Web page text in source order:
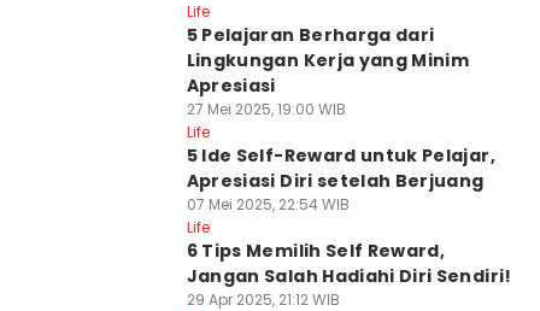
Life
5 Pelajaran Berharga dari
Lingkungan Kerja yang Minim
Apresiasi
27 Mei 2025, 19:00 WIB
Life
5 Ide Self-Reward untuk Pelajar,
Apresiasi Diri setelah Berjuang
07 Mei 2025, 22:54 WIB
Life
6 Tips Memilih Self Reward,
Jangan Salah Hadiahi Diri Sendiri!
29 Apr 2025, 21:12 WIB